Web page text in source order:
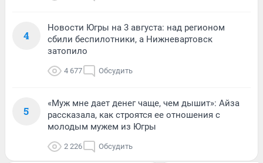
4
Новости Югры на 3 августа: над регионом
сбили беспилотники, а Нижневартовск
затопило
4 677 Обсудить
5
«Муж мне дает денег чаще, чем дышит»: Айза
рассказала, как строятся ее отношения с
молодым мужем из Югры
2 226 Обсудить